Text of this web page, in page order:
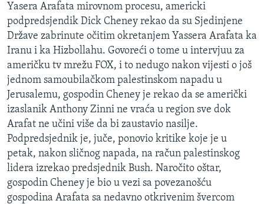
Jezici
Yasera Arafata mirovnom procesu, americki
podpredsjendik Dick Cheney rekao da su Sjedinjene
Države zabrinute očitim okretanjem Yassera Arafata ka
Iranu i ka Hizbollahu. Govoreći o tome u intervjuu za
američku tv mrežu FOX, i to nedugo nakon vijesti o još
jednom samoubilačkom palestinskom napadu u
Jerusalemu, gospodin Cheney je rekao da se američki
izaslanik Anthony Zinni ne vraća u region sve dok
Arafat ne učini više da bi zaustavio nasilje.
Podpredsjednik je, juče, ponovio kritike koje je u
petak, nakon sličnog napada, na račun palestinskog
lidera izrekao predsjednik Bush. Naročito oštar,
gospodin Cheney je bio u vezi sa povezanošću
gospodina Arafata sa nedavno otkrivenim švercom